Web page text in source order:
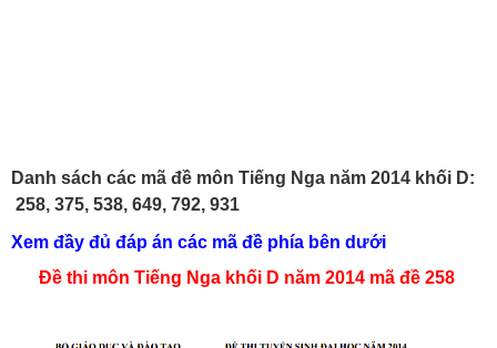
Danh sách các mã đề môn Tiếng Nga năm 2014 khối D:
258, 375, 538, 649, 792, 931
Xem đầy đủ đáp án các mã đề phía bên dưới
Đề thi môn Tiếng Nga khối D năm 2014 mã đề 258